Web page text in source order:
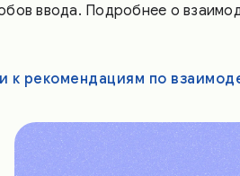
ввода. Подробнее о
к рекомендациям по